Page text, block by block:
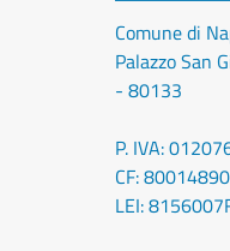
Comune di
Palazzo San
- 80133
P. IVA:
CF:
LEI: